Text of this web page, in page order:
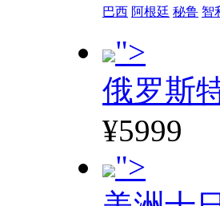
巴西 阿根廷 秘鲁 智
">
俄罗斯
¥5999
">